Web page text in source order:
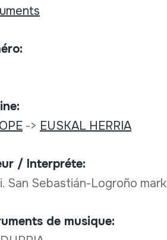
-> EUSKAL HERRIA
/ Interpréte:
San Sebastián-Logroño
de musique: